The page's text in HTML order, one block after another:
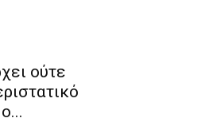
ούτε